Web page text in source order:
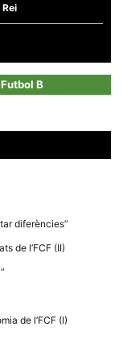
B
diferències”
de l’FCF (II)
de l’FCF (I)
web